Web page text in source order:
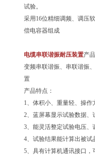
试验。
采用16位精细调频、调压
偿电容器组成
电缆串联谐振耐压装置产
变频串联谐振、串联谐振
置
产品特点：
1、体积小、重量轻、操作
2、蓝屏幕显示试验数据
3、能灵活整定试验电压
4、试验结果能计算出被试
5、具有计算机通讯接口